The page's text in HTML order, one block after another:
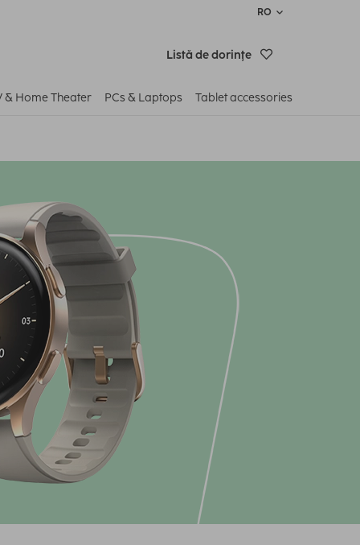
RO
Listă de dorinţe
& Home Theater PCs & Laptops Tablet accessories